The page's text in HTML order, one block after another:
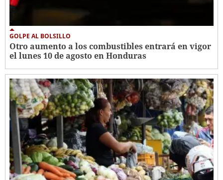
GOLPE AL BOLSILLO
Otro aumento a los combustibles entrará en vigor
el lunes 10 de agosto en Honduras